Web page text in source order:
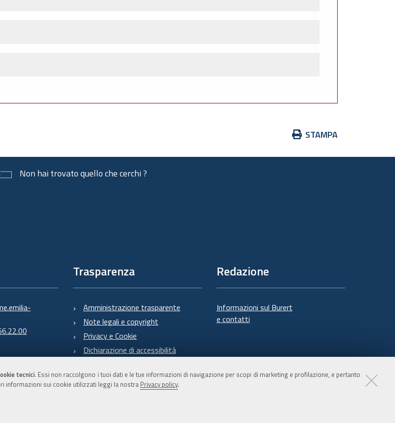
tecnici. Essi non raccolgono i tuoi dati e le tue informazioni di navigazione per scopi di marketing e profilazione, e pertanto
informazioni sui cookie utilizzati leggi la nostra Privacy policy.
Azioni
documento
STAMPA
Non hai trovato quello che cerchi ?
Trasparenza
Amministrazione trasparente
Note legali e copyright
Privacy e Cookie
Dichiarazione di accessibilità
Redazione
Informazioni sul Burert
e contatti